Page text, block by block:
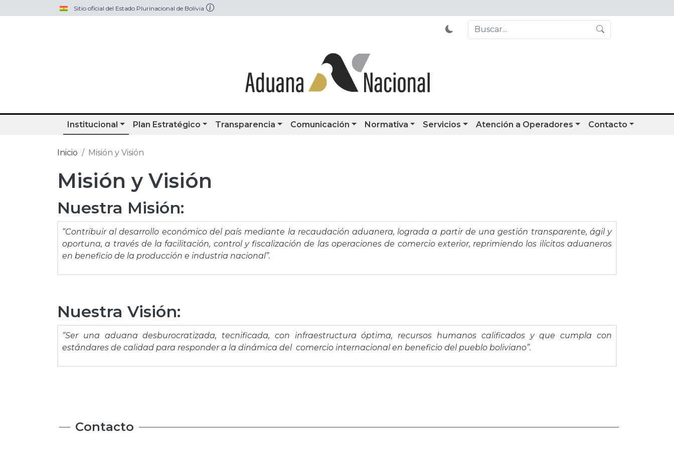
Pasar al contenido principalSitio oficial del Estado Plurinacional de Bolivia
Institucional Plan Estratégico Transparencia Comunicación Normativa Servicios Atención a Operadores Contacto
Inicio Misión y Visión
Misión y Visión
Nuestra Misión:
“Contribuir al desarrollo económico del país mediante la recaudación aduanera, lograda a partir de una gestión transparente, ágil y
oportuna, a través de la facilitación, control y fiscalización de las operaciones de comercio exterior, reprimiendo los ilícitos aduaneros
en beneficio de la producción e industria nacional”.
Nuestra Visión:
“Ser una aduana desburocratizada, tecnificada, con infraestructura óptima, recursos humanos calificados y que cumpla con
estándares de calidad para responder a la dinámica del comercio internacional en beneficio del pueblo boliviano”.
Contacto